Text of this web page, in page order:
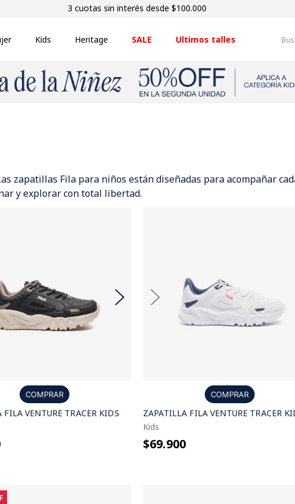
3 cuotas sin interés desde $100.000
Kids Heritage SALE Ultimos talles
zapatillas Fila para niños están diseñadas para acompañar
y explorar con total libertad.
COMPRAR
FILA VENTURE TRACER KIDS
COMPRAR
ZAPATILLA FILA VENTURE TRACER
Kids
$69.900